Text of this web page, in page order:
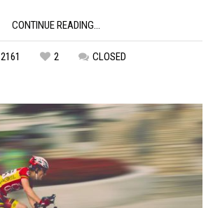
CONTINUE READING...
2161 2 CLOSED